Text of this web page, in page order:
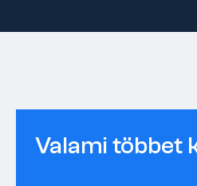
Valami többet